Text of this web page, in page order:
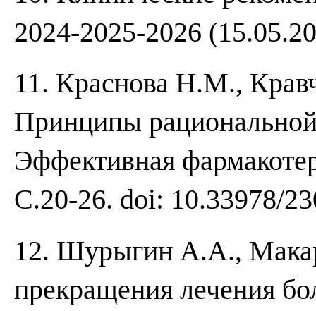
2024-2025-2026
11. Краснова Н.М.,
Принципы рациональной
Эффективная
С.20-26. doi: 10.33978/
12. Шурыгин А.А.,
прекращения лечения